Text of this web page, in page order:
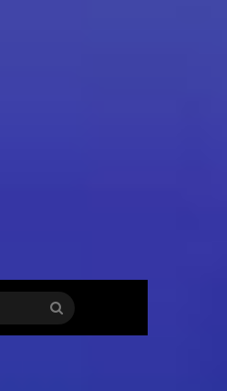
Rechercher